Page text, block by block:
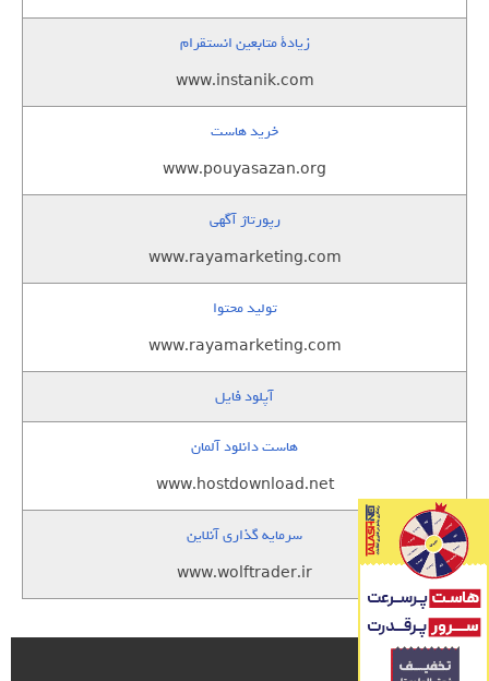
زيادة متابعين انستقرام
www.instanik.com
خرید هاست
www.pouyasazan.org
رپورتاژ آگهی
www.rayamarketing.com
تولید محتوا
www.rayamarketing.com
آپلود فایل
هاست دانلود آلمان
www.hostdownload.net
سرمایه گذاری آنلاین
www.wolftrader.ir